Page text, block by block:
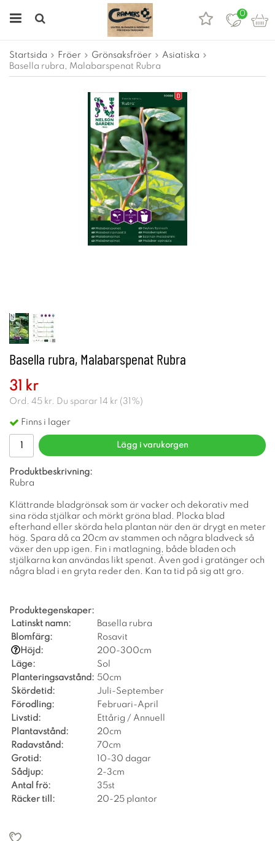
0
Startsida Fröer Grönsaksfröer
Asiatiska
Basella rubra, Malabarspenat Rubra
Basella rubra, Malabarspenat Rubra
31 kr
Ord. 45 kr. Du sparar 14 kr ( 31 %)
Finns i lager
Lägg i varukorgen
Produktbeskrivning:
Rubra
Klättrande bladgrönsak som är vacker och dekorativ med
sina röda stjälkar och mörkt gröna blad. Plocka blad
efterhand eller skörda hela plantan när den är drygt en meter
hög. Spara då ca 20cm av stammen och några bladveck så
växer den upp igen. Fin i matlagning, både bladen och
stjälkarna kan användas likt spenat. Även god i gratänger och
några blad i en gryta reder den. Kan ta tid på sig att gro.
Produktegenskaper:
Latinskt namn:
Basella rubra
Blomfärg:
Rosavit
Höjd:
200-300cm
Läge:
Sol
Planteringsavstånd: 50cm
Skördetid:
Juli-September
Förodling:
Februari-April
Livstid:
Ettårig / Annuell
Plantavstånd:
20cm
Radavstånd:
70cm
Grotid:
10-30 dagar
Sådjup:
2-3cm
Antal frö:
35st
Räcker till:
20-25 plantor